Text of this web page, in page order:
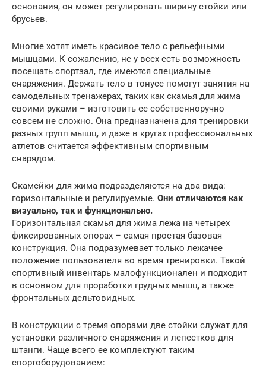
основания, он может регулировать ширину стойки или
брусьев.
Многие хотят иметь красивое тело с рельефными
мышцами. К сожалению, не у всех есть возможность
посещать спортзал, где имеются специальные
снаряжения. Держать тело в тонусе помогут занятия на
самодельных тренажерах, таких как скамья для жима
своими руками – изготовить ее собственноручно
совсем не сложно. Она предназначена для тренировки
разных групп мышц, и даже в кругах профессиональных
атлетов считается эффективным спортивным
снарядом.
Скамейки для жима подразделяются на два вида:
горизонтальные и регулируемые. Они отличаются как
визуально, так и функционально.
Горизонтальная скамья для жима лежа на четырех
фиксированных опорах – самая простая базовая
конструкция. Она подразумевает только лежачее
положение пользователя во время тренировки. Такой
спортивный инвентарь малофункционален и подходит
в основном для проработки грудных мышц, а также
фронтальных дельтовидных.
В конструкции с тремя опорами две стойки служат для
установки различного снаряжения и лепестков для
штанги. Чаще всего ее комплектуют таким
спортоборудованием: